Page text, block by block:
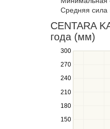
through
items
in
a
series.
Средняя сила
CENTARA
года (мм)
150
180
210
240
270
300
Use
the
and
down
to
navigate